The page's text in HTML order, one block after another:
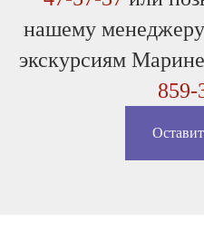
нашему
экскурсиям
859-